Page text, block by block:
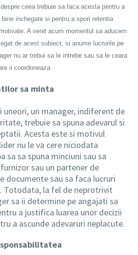
ceea trebuie sa faca acesta pentru a
inchegate si pentru a spori retentia
A venit acum momentul sa aducem
de acest subiect, si anume lucrurile pe
nu ar trebui sa le intrebe sau sa le ceara
ii coordoneaza.
sa minta
un manager, indiferent de
trebuie sa spuna adevarul si
Acesta este si motivul
nu le va cere niciodata
sa sa spuna minciuni sau sa
sau un partener de
documente sau sa faca lucruri
Totodata, la fel de neprotrivit
sa ii determine pe angajati sa
a justifica luarea unor decizii
a ascunde adevaruri neplacute.